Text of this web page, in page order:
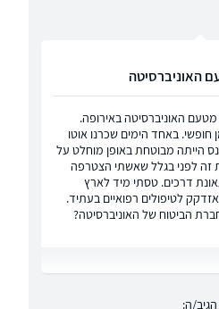
האוניברסיטה
האוניברסיטה באירופה.
חופשי. באחד הימים שכרנו אוטו
הייתה מבוטחת באופן מוחלט על
זה לפני בגלל שאשתי הצטרפה
דרכים. טסתי מיד לארץ
לטיפולים רפואיים בעתיד.
הביטוח של האוניברסיטה?
הגיב/ה: